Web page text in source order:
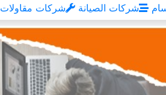
شركات مقاولات شركات الصيانة